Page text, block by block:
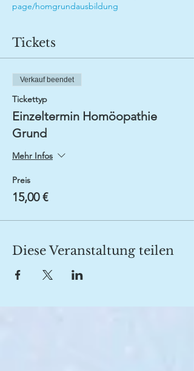
page/homgrundausbildung
Tickets
Verkauf beendet
Tickettyp
Einzeltermin Homöopathie
Grund
Mehr Infos
Preis
15,00 €
Diese Veranstaltung teilen